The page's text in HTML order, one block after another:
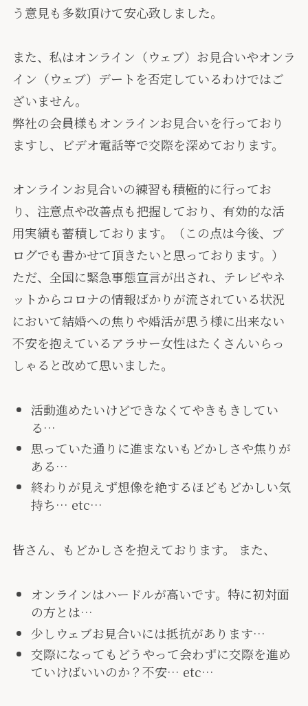
う意見も多数頂けて安心致しました。
また、私はオンライン（ウェブ）お見合いやオンラ
イン（ウェブ）デートを否定しているわけではご
ざいません。
弊社の会員様もオンラインお見合いを行っており
ますし、ビデオ電話等で交際を深めております。
オンラインお見合いの練習も積極的に行ってお
り、注意点や改善点も把握しており、有効的な活
用実績も蓄積しております。（この点は今後、ブ
ログでも書かせて頂きたいと思っております。）
ただ、全国に緊急事態宣言が出され、テレビやネ
ットからコロナの情報ばかりが流されている状況
において結婚への焦りや婚活が思う様に出来ない
不安を抱えているアラサー女性はたくさんいらっ
しゃると改めて思いました。
活動進めたいけどできなくてやきもきしてい
る…
思っていた通りに進まないもどかしさや焦りが
ある…
終わりが見えず想像を絶するほどもどかしい気
持ち… etc…
皆さん、もどかしさを抱えております。 また、
オンラインはハードルが高いです。特に初対面
の方とは…
少しウェブお見合いには抵抗があります…
交際になってもどうやって会わずに交際を進め
ていけばいいのか？不安… etc…